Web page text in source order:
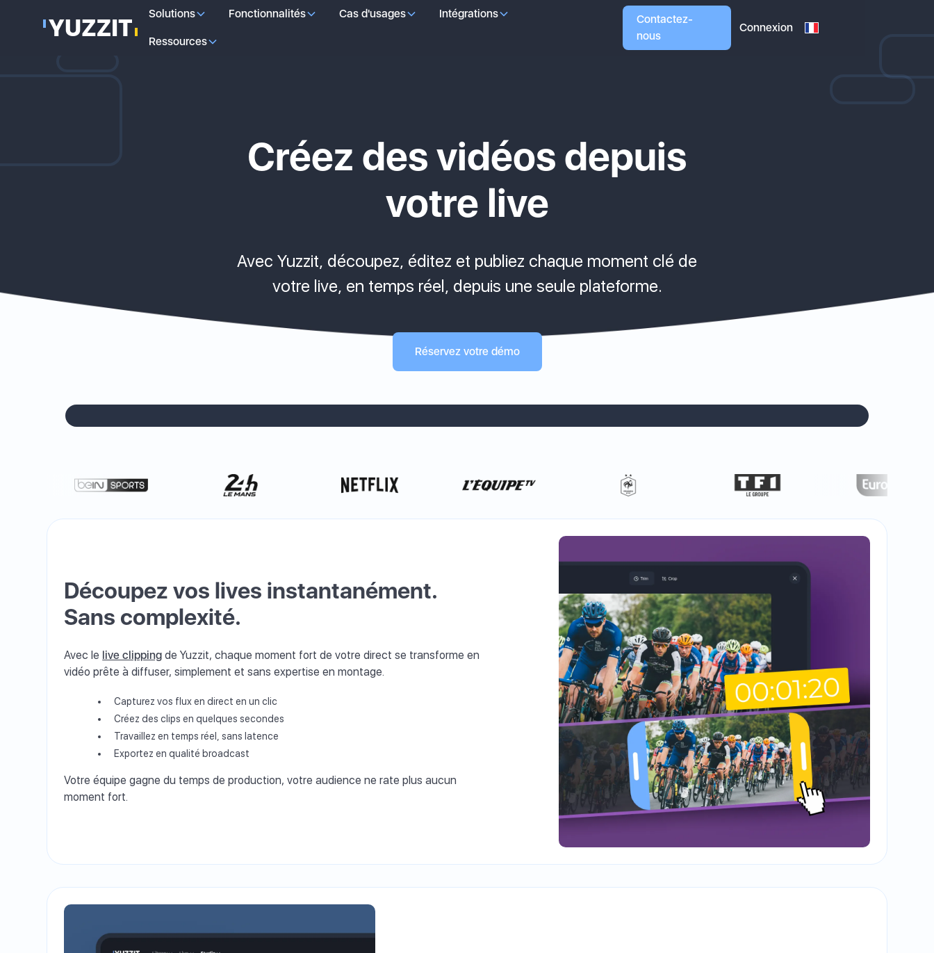
Solutions Fonctionnalités Cas d'usages Intégrations
Ressources
Contactez-
nous
Connexion
Créez des vidéos depuis
votre live
Avec Yuzzit, découpez, éditez et publiez chaque moment clé de
votre live, en temps réel, depuis une seule plateforme.
Réservez votre démo
Découpez vos lives instantanément.
Sans complexité.
Avec le live clipping de Yuzzit, chaque moment fort de votre direct se transforme en
vidéo prête à diffuser, simplement et sans expertise en montage.
Capturez vos flux en direct en un clic
Créez des clips en quelques secondes
Travaillez en temps réel, sans latence
Exportez en qualité broadcast
Votre équipe gagne du temps de production, votre audience ne rate plus aucun
moment fort.